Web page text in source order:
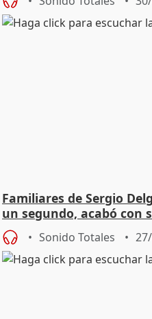
Familiares de Sergio
un segundo, acabó con
Sonido Totales